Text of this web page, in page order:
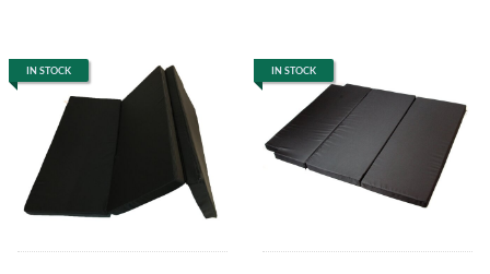
IN STOCK IN STOCK